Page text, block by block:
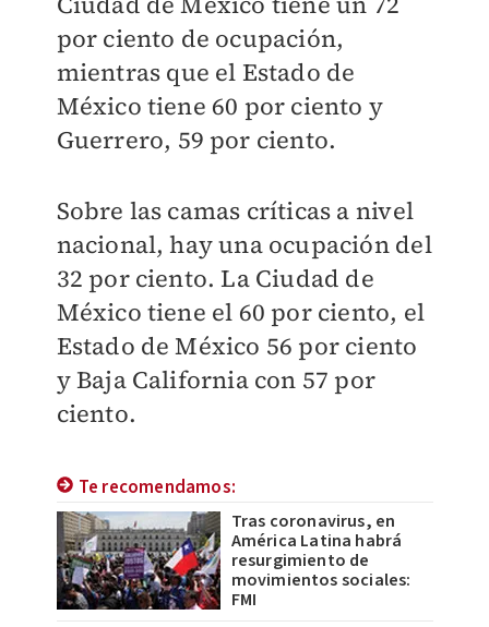
por ciento de ocupación,
mientras que el Estado de
México tiene 60 por ciento y
Guerrero, 59 por ciento.
Sobre las camas críticas a nivel
nacional, hay una ocupación del
32 por ciento. La Ciudad de
México tiene el 60 por ciento, el
Estado de México 56 por ciento
y Baja California con 57 por
ciento.
Te recomendamos:
Tras coronavirus, en
América Latina habrá
resurgimiento de
movimientos sociales:
FMI